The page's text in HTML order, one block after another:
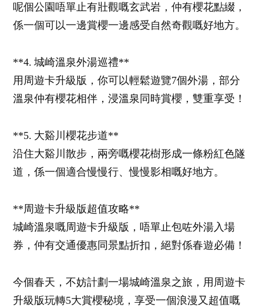
呢個公園唔單止有壯觀嘅玄武岩，仲有櫻花點綴，
係一個可以一邊賞櫻一邊感受自然奇觀嘅好地方。
**4. 城崎溫泉外湯巡禮**
用周遊卡升級版，你可以輕鬆遊覽7個外湯，部分
溫泉仲有櫻花相伴，浸溫泉同時賞櫻，雙重享受！
**5. 大谿川櫻花步道**
沿住大谿川散步，兩旁嘅櫻花樹形成一條粉紅色隧
道，係一個適合慢慢行、慢慢影相嘅好地方。
**周遊卡升級版超值攻略**
城崎溫泉嘅周遊卡升級版，唔單止包咗外湯入場
券，仲有交通優惠同景點折扣，絕對係春遊必備！
今個春天，不妨計劃一場城崎溫泉之旅，用周遊卡
升級版玩轉5大賞櫻秘境，享受一個浪漫又超值嘅